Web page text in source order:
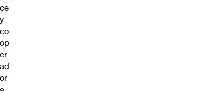
ce
y
co
op
er
ad
or